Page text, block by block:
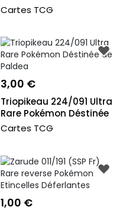
Mascarade C...
Cartes TCG
3,00 €
Triopikeau 224/091 Ultra
Rare Pokémon Déstinée
de...
Cartes TCG
1,00 €